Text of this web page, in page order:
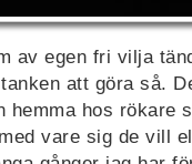
av egen fri vilja
att göra så.
hos rökare
vare sig de vill